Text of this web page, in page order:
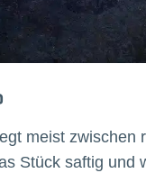
meist zwischen
Stück saftig und